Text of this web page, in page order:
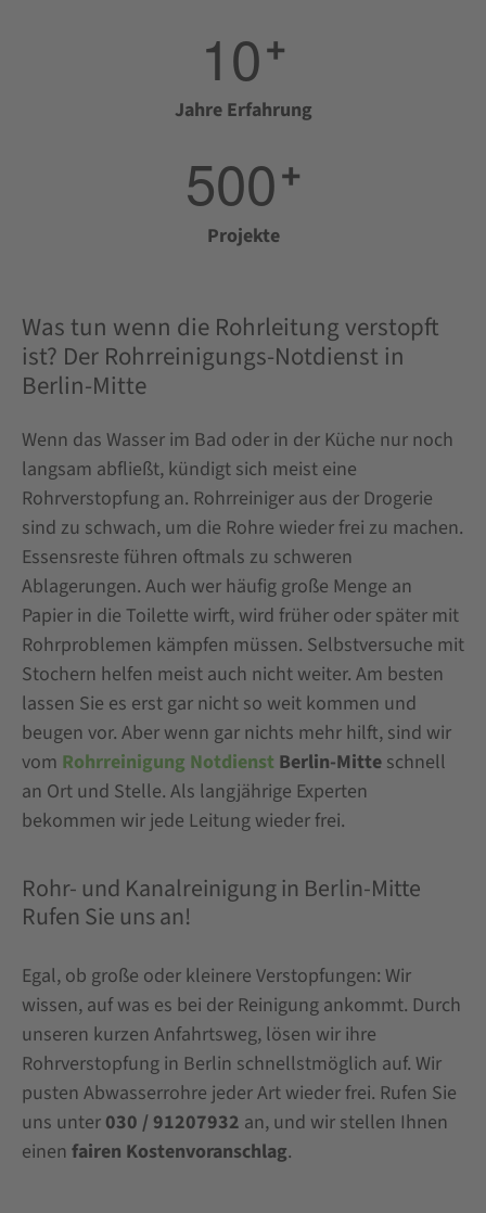
10+
Jahre Erfahrung
500+
Projekte
Was tun wenn die Rohrleitung verstopft
ist? Der Rohrreinigungs-Notdienst in
Berlin-Mitte
Wenn das Wasser im Bad oder in der Küche nur noch
langsam abfließt, kündigt sich meist eine
Rohrverstopfung an. Rohrreiniger aus der Drogerie
sind zu schwach, um die Rohre wieder frei zu machen.
Essensreste führen oftmals zu schweren
Ablagerungen. Auch wer häufig große Menge an
Papier in die Toilette wirft, wird früher oder später mit
Rohrproblemen kämpfen müssen. Selbstversuche mit
Stochern helfen meist auch nicht weiter. Am besten
lassen Sie es erst gar nicht so weit kommen und
beugen vor. Aber wenn gar nichts mehr hilft, sind wir
vom Rohrreinigung Notdienst Berlin-Mitte schnell
an Ort und Stelle. Als langjährige Experten
bekommen wir jede Leitung wieder frei.
Rohr- und Kanalreinigung in Berlin-Mitte
Rufen Sie uns an!
Egal, ob große oder kleinere Verstopfungen: Wir
wissen, auf was es bei der Reinigung ankommt. Durch
unseren kurzen Anfahrtsweg, lösen wir ihre
Rohrverstopfung in Berlin schnellstmöglich auf. Wir
pusten Abwasserrohre jeder Art wieder frei. Rufen Sie
uns unter 030 / 91207932 an, und wir stellen Ihnen
einen fairen Kostenvoranschlag.